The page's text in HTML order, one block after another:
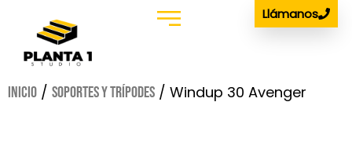
Llámanos
Inicio / Soportes y Trípodes / Windup 30 Avenger